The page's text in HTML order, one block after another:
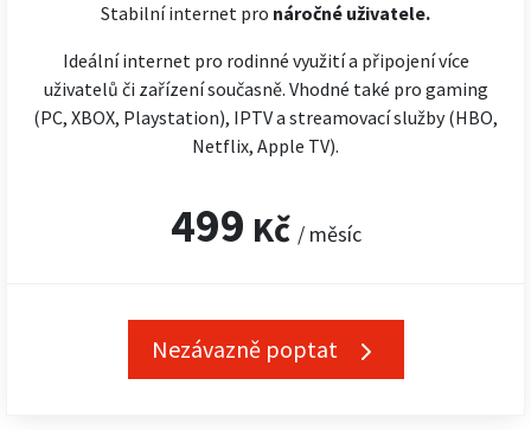
Stabilní internet pro náročné uživatele.
Ideální internet pro rodinné využití a připojení více
uživatelů či zařízení současně. Vhodné také pro gaming
(PC, XBOX, Playstation), IPTV a streamovací služby (HBO,
Netflix, Apple TV).
499 Kč / měsíc
Nezávazně poptat